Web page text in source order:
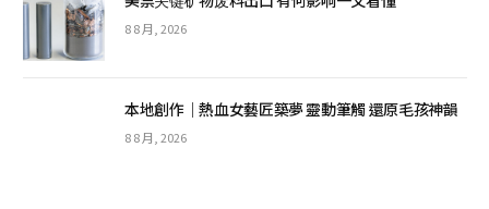
8 8 月, 2026
本地創作｜熱血女藝匠築夢 靈動筆觸 還原毛孩神韻
8 8 月, 2026